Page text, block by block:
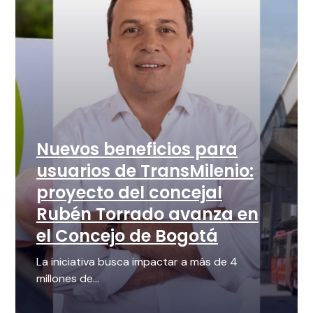
Nuevos beneficios para
usuarios de TransMilenio:
proyecto del concejal
Rubén Torrado avanza en
el Concejo de Bogotá
La iniciativa busca impactar a más de 4
millones de...